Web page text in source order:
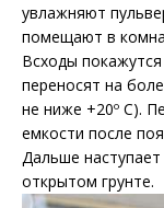
увлажняют
помещают в
Всходы
переносят на
не ниже +20º C).
емкости после
Дальше
открытом грунте.